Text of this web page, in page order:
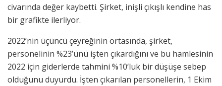
civarında değer kaybetti. Şirket, inişli çıkışlı kendine has
bir grafikte ilerliyor.
2022’nin üçüncü çeyreğinin ortasında, şirket,
personelinin %23’ünü işten çıkardığını ve bu hamlesinin
2022 için giderlerde tahmini %10’luk bir düşüşe sebep
olduğunu duyurdu. İşten çıkarılan personellerin, 1 Ekim